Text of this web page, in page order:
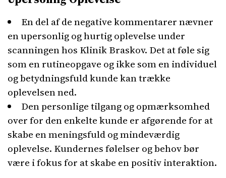
En del af de negative kommentarer nævner
en upersonlig og hurtig oplevelse under
scanningen hos Klinik Braskov. Det at føle sig
som en rutineopgave og ikke som en individuel
og betydningsfuld kunde kan trække
oplevelsen ned.
Den personlige tilgang og opmærksomhed
over for den enkelte kunde er afgørende for at
skabe en meningsfuld og mindeværdig
oplevelse. Kundernes følelser og behov bør
være i fokus for at skabe en positiv interaktion.